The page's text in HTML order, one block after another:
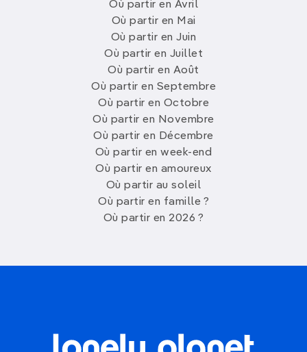
Où partir en Avril
Où partir en Mai
Où partir en Juin
Où partir en Juillet
Où partir en Août
Où partir en Septembre
Où partir en Octobre
Où partir en Novembre
Où partir en Décembre
Où partir en week-end
Où partir en amoureux
Où partir au soleil
Où partir en famille ?
Où partir en 2026 ?